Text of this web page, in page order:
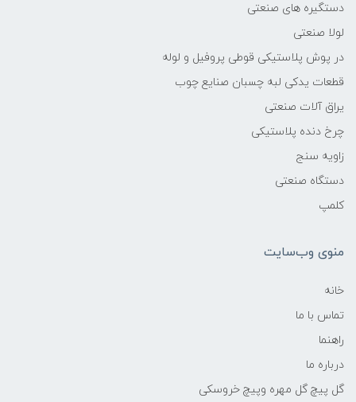
دستگیره های صنعتی
لولا صنعتی
در پوش پلاستیکی قوطی پروفیل و لوله
قطعات یدکی لبه چسبان صنایع چوب
یراق آلات صنعتی
چرخ دنده پلاستیکی
زاویه سنج
دستگاه صنعتی
کلمپ
منوی وب‌سایت
خانه
تماس با ما
راهنما
درباره ما
گل پیچ گل مهره وپیچ خروسکی